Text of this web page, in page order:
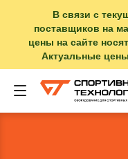
В связи с
поставщиков на
цены на сайте
Актуальные